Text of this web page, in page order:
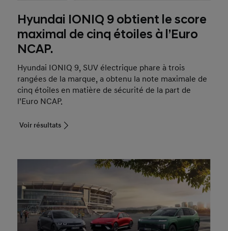
Hyundai IONIQ 9 obtient le score
maximal de cinq étoiles à l’Euro
NCAP.
Hyundai IONIQ 9, SUV électrique phare à trois
rangées de la marque, a obtenu la note maximale de
cinq étoiles en matière de sécurité de la part de
l’Euro NCAP.
Voir résultats